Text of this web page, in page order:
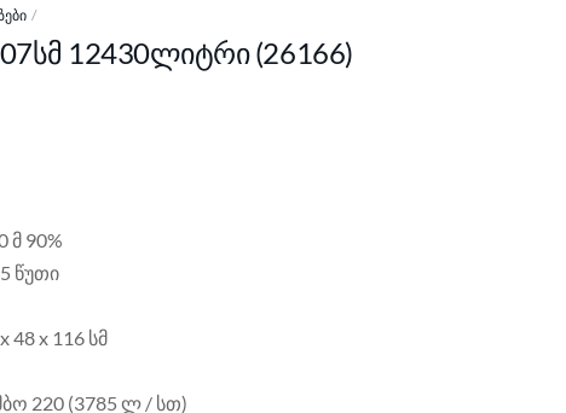
12430ლიტრი (26166)
მ 90%
წუთი
x48x 116 სმ
220 (3785 ლ / სთ)